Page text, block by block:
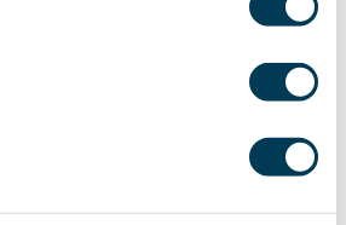
–
ja tekoälystä